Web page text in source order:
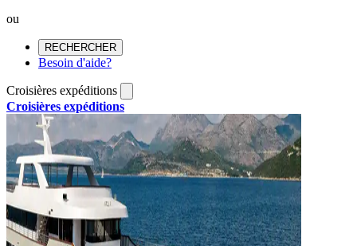
ou
RECHERCHER
Besoin d'aide?
Croisières expéditions
Croisières expéditions